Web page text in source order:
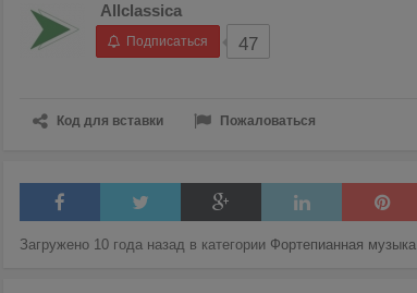
Allclassica
Подписаться 47
Код для вставки Пожаловаться
Загружено 10 года назад в категории Фортепианная музыка